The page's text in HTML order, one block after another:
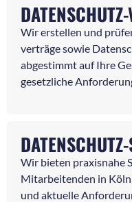
Wir erstellen und
verträge sowie
abgestimmt auf Ihre
gesetzliche
Wir bieten praxisnahe
Mitarbeitenden in
und aktuelle